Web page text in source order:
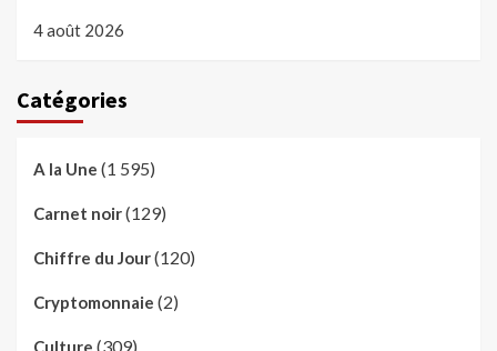
4 août 2026
Catégories
A la Une (1 595)
Carnet noir(129)
Chiffre du Jour(120)
Cryptomonnaie (2)
Culture (309)